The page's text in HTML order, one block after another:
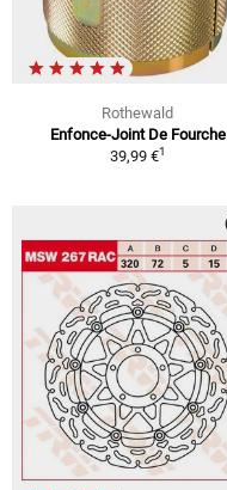
Rothewald
Enfonce-Joint De Fourche
39,99 €1